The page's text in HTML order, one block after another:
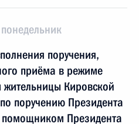
поручения,
приёма в режиме
Кировской
поручению Президента
Президента